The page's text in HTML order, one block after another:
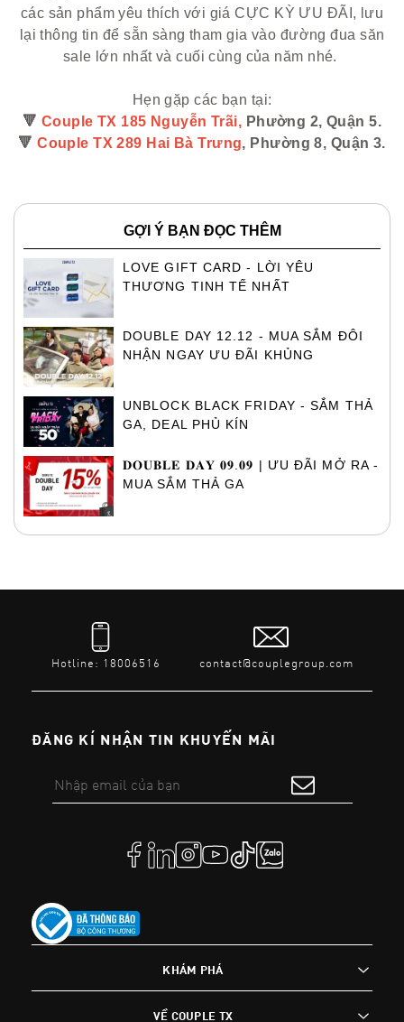
các sản phẩm yêu thích với giá CỰC KỲ ƯU ĐÃI, lưu
lại thông tin để sẵn sàng tham gia vào đường đua săn
sale lớn nhất và cuối cùng của năm nhé.
Hẹn gặp các bạn tại:
🔻 Couple TX 185 Nguyễn Trãi, Phường 2, Quận 5.
🔻Couple TX 289 Hai Bà Trưng, Phường 8, Quận 3.
GỢI Ý BẠN ĐỌC THÊM
LOVE GIFT CARD - LỜI YÊU
THƯƠNG TINH TẾ NHẤT
DOUBLE DAY 12.12 - MUA SẮM ĐÔI
NHẬN NGAY ƯU ĐÃI KHỦNG
UNBLOCK BLACK FRIDAY - SẮM THẢ
GA, DEAL PHỦ KÍN
𝐃𝐎𝐔𝐁𝐋𝐄 𝐃𝐀𝐘 𝟎𝟗.𝟎𝟗 | ƯU ĐÃI MỞ RA -
MUA SẮM THẢ GA
Hotline: 18006516 contact@couplegroup.com
ĐĂNG KÍ NHẬN TIN KHUYẾN MÃI
KHÁM PHÁ
VỀ COUPLE TX